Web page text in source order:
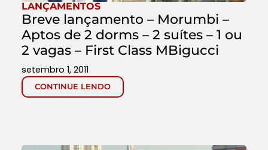
LANÇAMENTOS
Breve lançamento – Morumbi –
Aptos de 2 dorms – 2 suítes – 1 ou
2 vagas – First Class MBigucci
CONTINUE LENDO
setembro 1, 2011